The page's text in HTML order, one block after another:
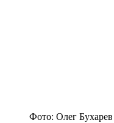
Фото: Олег Бухарев